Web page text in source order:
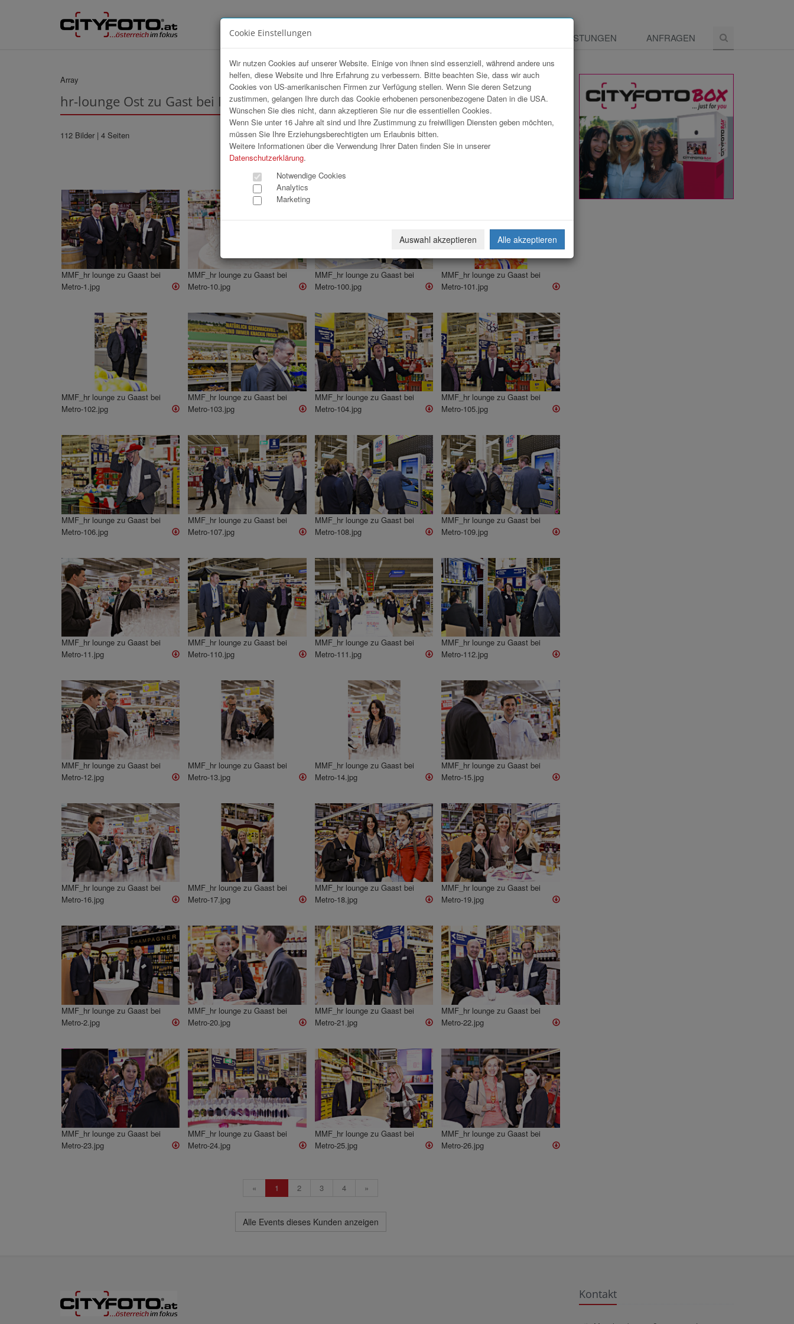
LEISTUNGEN ANFRAGEN
Array
hr-lounge Ost zu Gast bei Metro
112 Bilder | 4 Seiten
« 1 2
MMF_hr lounge zu Gaast bei
Metro-1.jpg
MMF_hr lounge zu Gaast bei
Metro-10.jpg
MMF_hr lounge zu Gaast bei
Metro-100.jpg
MMF_hr lounge zu Gaast bei
Metro-101.jpg
MMF_hr lounge zu Gaast bei
Metro-102.jpg
MMF_hr lounge zu Gaast bei
Metro-103.jpg
MMF_hr lounge zu Gaast bei
Metro-104.jpg
MMF_hr lounge zu Gaast bei
Metro-105.jpg
MMF_hr lounge zu Gaast bei
Metro-106.jpg
MMF_hr lounge zu Gaast bei
Metro-107.jpg
MMF_hr lounge zu Gaast bei
Metro-108.jpg
MMF_hr lounge zu Gaast bei
Metro-109.jpg
MMF_hr lounge zu Gaast bei
Metro-11.jpg
MMF_hr lounge zu Gaast bei
Metro-110.jpg
MMF_hr lounge zu Gaast bei
Metro-111.jpg
MMF_hr lounge zu Gaast bei
Metro-112.jpg
MMF_hr lounge zu Gaast bei
Metro-12.jpg
MMF_hr lounge zu Gaast bei
Metro-13.jpg
MMF_hr lounge zu Gaast bei
Metro-14.jpg
MMF_hr lounge zu Gaast bei
Metro-15.jpg
MMF_hr lounge zu Gaast bei
Metro-16.jpg
MMF_hr lounge zu Gaast bei
Metro-17.jpg
MMF_hr lounge zu Gaast bei
Metro-18.jpg
MMF_hr lounge zu Gaast bei
Metro-19.jpg
MMF_hr lounge zu Gaast bei
Metro-2.jpg
MMF_hr lounge zu Gaast bei
Metro-20.jpg
MMF_hr lounge zu Gaast bei
Metro-21.jpg
MMF_hr lounge zu Gaast bei
Metro-22.jpg
MMF_hr lounge zu Gaast bei
Metro-23.jpg
MMF_hr lounge zu Gaast bei
Metro-24.jpg
MMF_hr lounge zu Gaast bei
Metro-25.jpg
MMF_hr lounge zu Gaast bei
Metro-26.jpg
« 1 2 3 4 »
Alle Events dieses Kunden anzeigen
Kontakt
Cookie Einstellungen
Wir nutzen Cookies auf unserer Website. Einige von ihnen sind essenziell, während andere uns
helfen, diese Website und Ihre Erfahrung zu verbessern. Bitte beachten Sie, dass wir auch
Cookies von US-amerikanischen Firmen zur Verfügung stellen. Wenn Sie deren Setzung
zustimmen, gelangen Ihre durch das Cookie erhobenen personenbezogene Daten in die USA.
Wünschen Sie dies nicht, dann akzeptieren Sie nur die essentiellen Cookies.
Wenn Sie unter 16 Jahre alt sind und Ihre Zustimmung zu freiwilligen Diensten geben möchten,
müssen Sie Ihre Erziehungsberechtigten um Erlaubnis bitten.
Weitere Informationen über die Verwendung Ihrer Daten finden Sie in unserer
Datenschutzerklärung.
Notwendige Cookies
Analytics
Marketing
Auswahl akzeptieren Alle akzeptieren